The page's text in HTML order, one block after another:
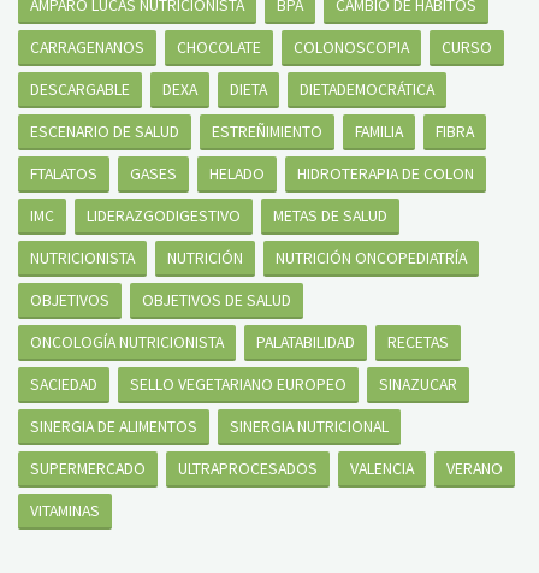
AMPARO LUCAS NUTRICIONISTA
BPA
CAMBIO DE HÁBITOS
CARRAGENANOS
CHOCOLATE COLONOSCOPIA
CURSO
DESCARGABLE
DEXA DIETA
DIETADEMOCRÁTICA
ESCENARIO DE SALUD
ESTREÑIMIENTO FAMILIA
FIBRA
FTALATOS
GASES HELADO
HIDROTERAPIA DE COLON
IMC
LIDERAZGODIGESTIVO
METAS DE SALUD
NUTRICIONISTA
NUTRICIÓN
NUTRICIÓN ONCOPEDIATRÍA
OBJETIVOS
OBJETIVOS DE SALUD
ONCOLOGÍA NUTRICIONISTA
PALATABILIDAD
RECETAS
SACIEDAD
SELLO VEGETARIANO EUROPEO
SINAZUCAR
SINERGIA DE ALIMENTOS
SINERGIA NUTRICIONAL
SUPERMERCADO
ULTRAPROCESADOS VALENCIA
VERANO
VITAMINAS